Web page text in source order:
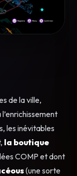
de la ville,
les inévitables
la boutique
COMP et dont
(une sorte